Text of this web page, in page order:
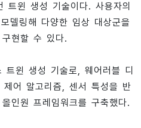
트윈 생성 기술이다. 사용자의
델링해 다양한 임상 대상군을
현할 수 있다.
윈 생성 기술로, 웨어러블 디
제어 알고리즘, 센서 특성을 반
인원 프레임워크를 구축했다.